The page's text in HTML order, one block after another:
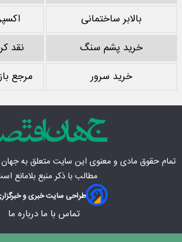
بالابر ساختمانی
خرید پشم سنگ
نقد
خرید سرور
مرجع
تمام حقوق مادی‌ و معنوی این سایت متعلق به
مطالب با ذکر منبع بلامانع
طراحی سایت خبری و
تماس با ما درباره ما